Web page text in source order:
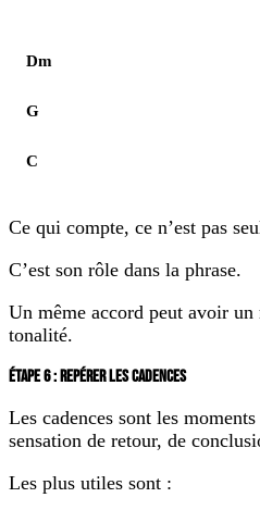
Dm
G
C
Ce qui compte, ce n’est pas
C’est son rôle dans la phrase.
Un même accord peut avoir
tonalité.
ÉTAPE 6 : REPÉRER LES CADENCES
Les cadences sont les
sensation de retour, de
Les plus utiles sont :